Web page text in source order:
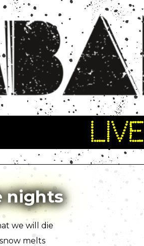
LIVE
nights
we will die
melts